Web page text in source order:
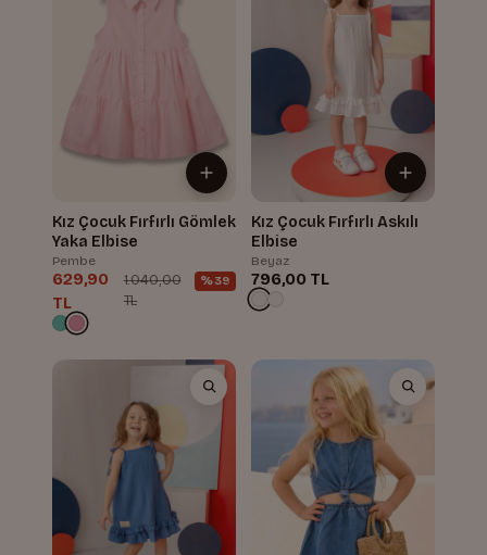
Kız Çocuk Fırfırlı Gömlek
Yaka Elbise
Pembe
629,90
TL
1.040,00
TL
%39
Kız Çocuk Fırfırlı Askılı
Elbise
Beyaz
796,00 TL